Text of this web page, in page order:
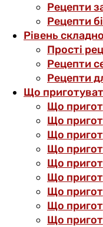
Рецепти
Рецепти
Рівень
Прості
Рецепти
Рецепти
Що
Що
Що
Що
Що
Що
Що
Що
Що
Що